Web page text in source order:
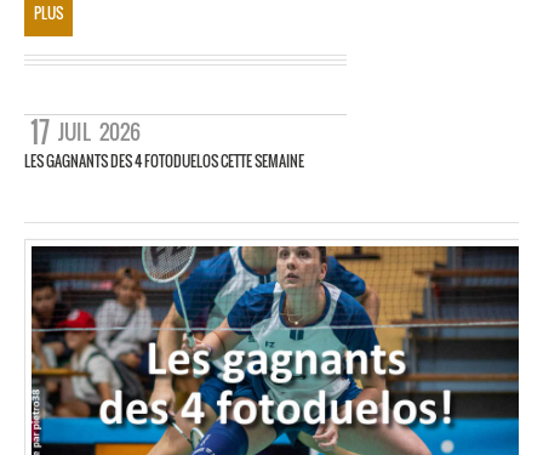
PLUS
17 JUIL 2026
LES GAGNANTS DES 4 FOTODUELOS CETTE SEMAINE